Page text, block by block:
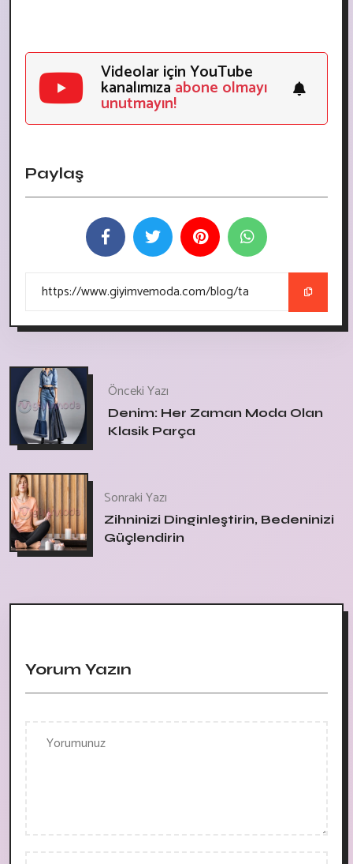
Videolar için YouTube
kanalımızaabone olmayı
unutmayın!
Paylaş
Önceki Yazı
Denim: Her Zaman Moda Olan
Klasik Parça
Sonraki Yazı
Zihninizi Dinginleştirin, Bedeninizi
Güçlendirin
Yorum Yazın